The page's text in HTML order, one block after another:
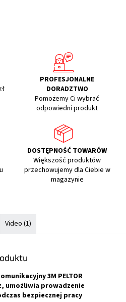
PROFESJONALNE
DORADZTWO
Pomożemy Ci wybrać
odpowiedni produkt
DOSTĘPNOŚĆ TOWARÓW
Większość produktów
przechowujemy dla Ciebie w
magazynie
Video (1)
3M PELTOR
umożliwia prowadzenie
bezpiecznej pracy